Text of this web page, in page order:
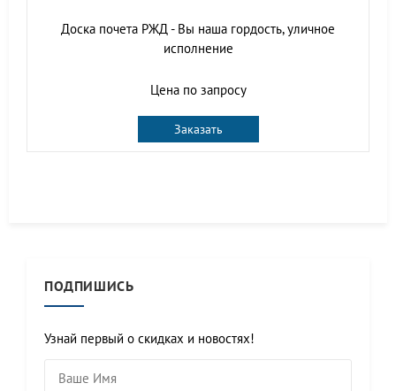
ПОДПИШИСЬ
Узнай первый о скидках и новостях!
Доска почета РЖД - Вы наша гордость, уличное
исполнение
Цена по запросу
Заказать